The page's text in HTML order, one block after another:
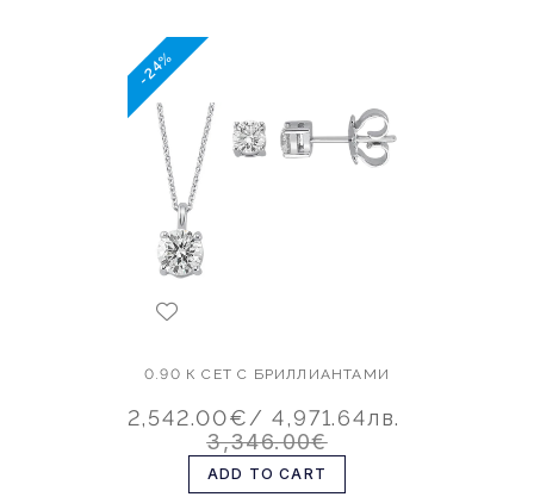
-24%
0.90 К СЕТ С БРИЛЛИАНТАМИ
2,542.00€/ 4,971.64лв.
3,346.00€
ADD TO CART